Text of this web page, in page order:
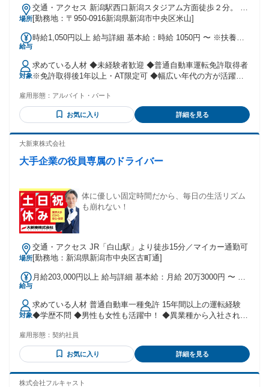
場所
交通・アクセス 新潟駅西口新潟スタジアム方面徒歩２分。 け
やき通り沿い
[勤務地：〒950-0916新潟県新潟市中央区米山]
給与
時給1,050円以上 給与詳細 基本給：時給 1050円 〜 ※扶養控
対象
求めている人材 ◆未経験者歓迎 ◆普通自動車運転免許取得者
※免許取得後1年以上・AT限定可 ◆幅広い年代の方が活躍し
通ルールを守り安全運転を心がける方
━━━━━━━━━━━━━━━━━━━━ ✅ 車に携わる仕
事がしたい方 ✅ 車の運転が好きな方 ✅ ライフスタイルに合
のが得意な方 ✅ ブランクがある方 ✅ 扶養控除内で働きたい
と共に歩む仕事に就きたい方 ✅ 安定感ある組織や会社で働き
車の免許は必須ですが、入社時に車の知識は問いません。 気
構えずにまずはお気軽にご連絡ください♪
雇用形態： アルバイト・パート
お気に入り 詳細を見る
大新東株式会社
大手企業の役員専属のドライバー
体に優しい固定時間だから、毎日の生活リズム
も崩れない！
場所
交通・アクセス JR「白山駅」より徒歩15分／マイカー通勤可
[勤務地：新潟県新潟市中央区古町通]
給与
月給203,000円以上 給与詳細 基本給：月給 20万3000円 〜 固
皆勤・家族手当金額：あり 全員に一律で支払われるその他手
当金額：あり 詳細は社会保険 / 福利厚生に記載 試用・研修期
間：5日 試用・研修期間の条件：本採用と同じ 研修期間：習
熟度により変動
対象
求めている人材 普通自動車一種免許 15年間以上の運転経験
◆学歴不問 ◆男性も女性も活躍中！ ◆異業種から入社された
属ドライバー・公用車運転手の経験がある方 ✅ ハイヤー・送
迎ドライバーとして丁寧な運転に自信がある方 ✅ 女性・男性
問わず年齢不問で長く働きたい方 ※あくまでも歓迎条件にな
の年齢構成比＞ 30代未満…2.18% 30代前半…2.77% 30代後
雇用形態： 契約社員
お気に入り 詳細を見る
株式会社フルキャスト